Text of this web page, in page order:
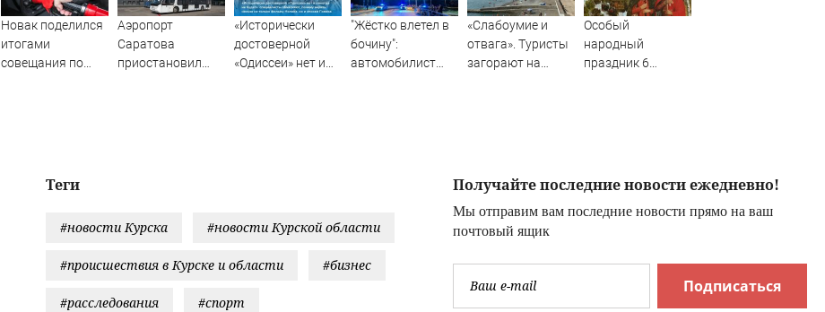
Новак поделился
итогами
совещания по
Аэропорт
Саратова
приостановил
«Исторически
достоверной
«Одиссеи» нет и
"Жёстко влетел в
бочину":
автомобилист
«Слабоумие и
отвага». Туристы
загорают на
Особый
народный
праздник 6
Получайте последние новости ежедневно!
Мы отправим вам последние новости прямо на ваш
почтовый ящик
Подписаться
Теги
#новости Курска #новости Курской области
#происшествия в Курске и области #бизнес
#расследования #спорт